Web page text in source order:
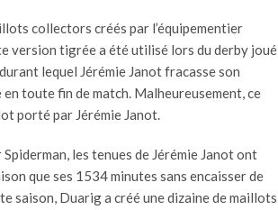
collectors créés par l’équipementier
version tigrée a été utilisé lors du derby joué
lequel Jérémie Janot fracasse son
toute fin de match. Malheureusement, ce
porté par Jérémie Janot.
les tenues de Jérémie Janot ont
que ses 1534 minutes sans encaisser de
saison, Duarig a créé une dizaine de maillots